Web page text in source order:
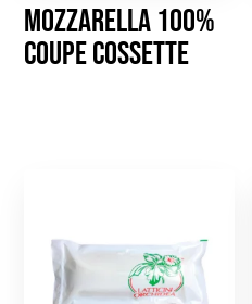
Mozzarella 100%
coupe Cossette